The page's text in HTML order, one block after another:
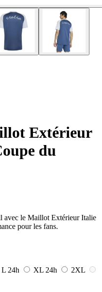
Extérieur
du
avec le Maillot Extérieur Italie
pour les fans.
L 24h XL 24h
2XL